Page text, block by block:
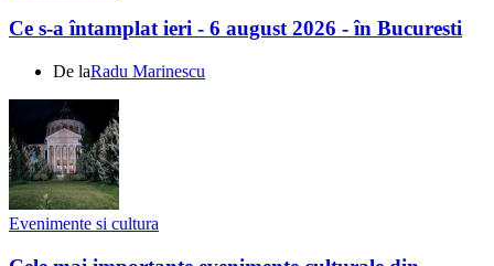
Ce s-a întamplat ieri - 6 august 2026 - în Bucuresti
De laRadu Marinescu
Evenimente si cultura